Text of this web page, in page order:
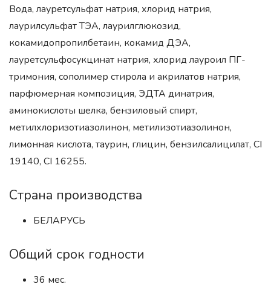
Вода, лауретсульфат натрия, хлорид натрия,
лаурилсульфат ТЭА, лаурилглюкозид,
кокамидопропилбетаин, кокамид ДЭА,
лауретсульфосукцинат натрия, хлорид лауроил ПГ-
тримония, сополимер стирола и акрилатов натрия,
парфюмерная композиция, ЭДТА динатрия,
аминокислоты шелка, бензиловый спирт,
метилхлоризотиазолинон, метилизотиазолинон,
лимонная кислота, таурин, глицин, бензилсалицилат, CI
19140, CI 16255.
Страна производства
БЕЛАРУСЬ
Общий срок годности
36 мес.